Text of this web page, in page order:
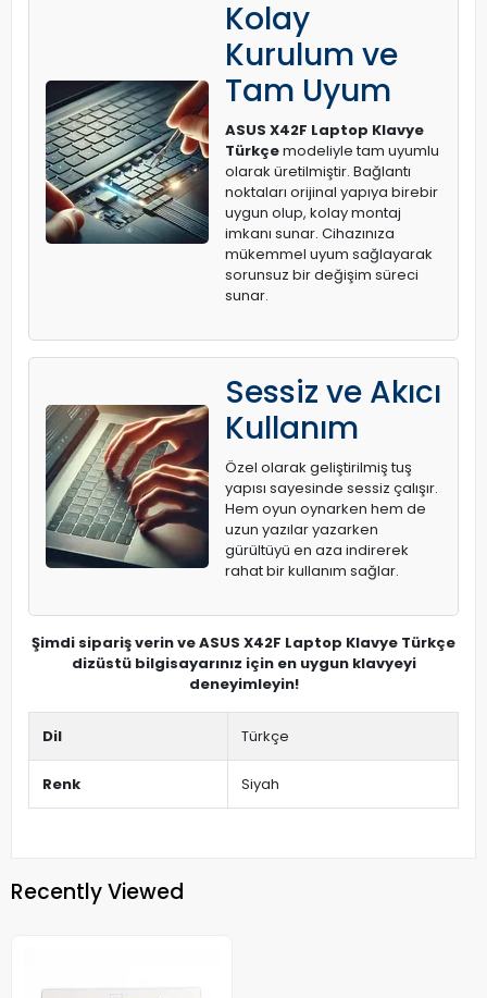
Kolay
Kurulum ve
Tam Uyum
ASUS X42F Laptop Klavye
Türkçemodeliyle tam uyumlu
olarak üretilmiştir. Bağlantı
noktaları orijinal yapıya birebir
uygun olup, kolay montaj
imkanı sunar. Cihazınıza
mükemmel uyum sağlayarak
sorunsuz bir değişim süreci
sunar.
Sessiz ve Akıcı
Kullanım
Özel olarak geliştirilmiş tuş
yapısı sayesinde sessiz çalışır.
Hem oyun oynarken hem de
uzun yazılar yazarken
gürültüyü en aza indirerek
rahat bir kullanım sağlar.
Şimdi sipariş verin ve ASUS X42F Laptop Klavye Türkçe
dizüstü bilgisayarınız için en uygun klavyeyi
deneyimleyin!
Dil Türkçe
Renk Siyah
Recently Viewed